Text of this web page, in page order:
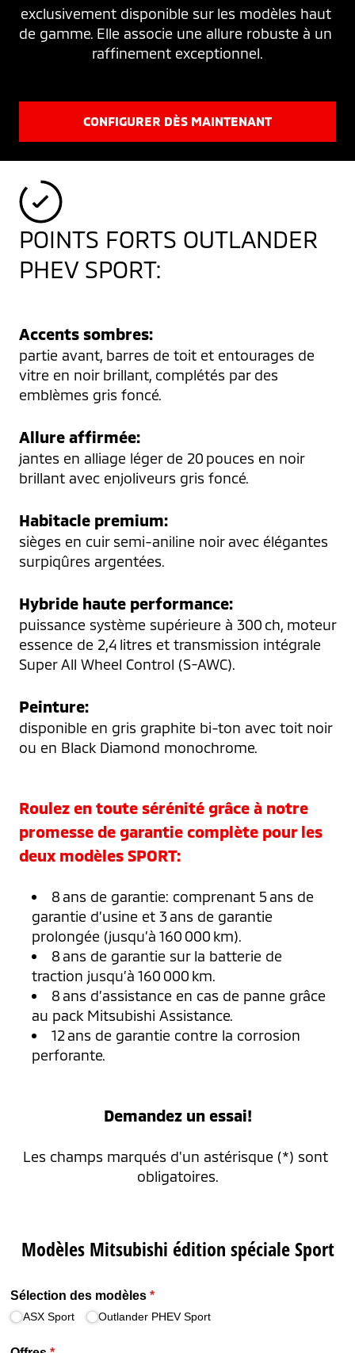
exclusivement disponible sur les modèles haut
de gamme. Elle associe une allure robuste à un
raffinement exceptionnel.
CONFIGURER DÈS MAINTENANT
POINTS FORTS OUTLANDER
PHEV SPORT:
Accents sombres:
partie avant, barres de toit et entourages de
vitre en noir brillant, complétés par des
emblèmes gris foncé.
Allure affirmée:
jantes en alliage léger de 20 pouces en noir
brillant avec enjoliveurs gris foncé.
Habitacle premium:
sièges en cuir semi-aniline noir avec élégantes
surpiqûres argentées.
Hybride haute performance:
puissance système supérieure à 300 ch, moteur
essence de 2,4 litres et transmission intégrale
Super All Wheel Control (S-AWC).
Peinture:
disponible en gris graphite bi-ton avec toit noir
ou en Black Diamond monochrome.
Roulez en toute sérénité grâce à notre
promesse de garantie complète pour les
deux modèles SPORT:
8 ans de garantie: comprenant 5 ans de
garantie d’usine et 3 ans de garantie
prolongée (jusqu’à 160 000 km).
8 ans de garantie sur la batterie de
traction jusqu’à 160 000 km.
8 ans d’assistance en cas de panne grâce
au pack Mitsubishi Assistance.
12 ans de garantie contre la corrosion
perforante.
Demandez un essai!
Les champs marqués d'un astérisque (*) sont
obligatoires.